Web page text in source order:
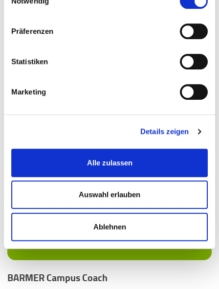
Präferenzen
Statistiken
Marketing
Details zeigen
Alle zulassen
Auswahl erlauben
Ablehnen
wie sie dein Leben verbessern wird.
BARMER Campus Coach